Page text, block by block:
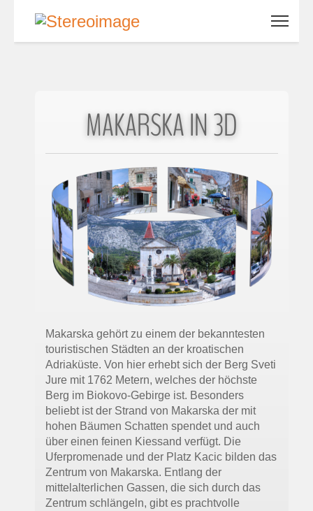
MAKARSKA IN 3D
Makarska gehört zu einem der bekanntesten
touristischen Städten an der kroatischen
Adriaküste. Von hier erhebt sich der Berg Sveti
Jure mit 1762 Metern, welches der höchste
Berg im Biokovo-Gebirge ist. Besonders
beliebt ist der Strand von Makarska der mit
hohen Bäumen Schatten spendet und auch
über einen feinen Kiessand verfügt. Die
Uferpromenade und der Platz Kacic bilden das
Zentrum von Makarska. Entlang der
mittelalterlichen Gassen, die sich durch das
Zentrum schlängeln, gibt es prachtvolle